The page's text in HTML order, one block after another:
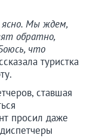
ясно. Мы ждем,
обратно,
что
туристка
ставшая
просил даже